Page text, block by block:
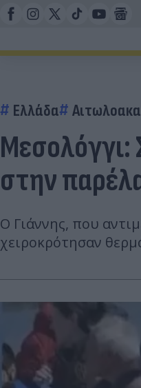
Ελλάδα
Μεσολόγγι:
στην
Ο Γιάννης, που
χειροκρότησαν